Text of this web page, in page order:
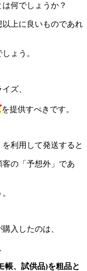
何でしょうか？
上に良いものであれ
ょう。
ズ、
を提供すべきです。
利用して発送すると
の「予想外」であ
入したのは、
帳、試供品)を粗品と